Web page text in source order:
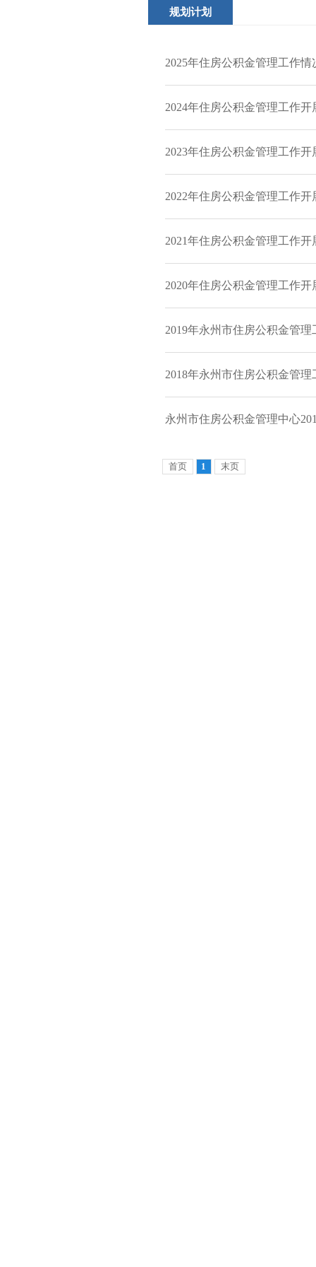
规划计划
2025年住房公积金管理工作情
2024年住房公积金管理工作
2023年住房公积金管理工作
2022年住房公积金管理工作
2021年住房公积金管理工作
2020年住房公积金管理工作
2019年永州市住房公积金管
2018年永州市住房公积金管
永州市住房公积金管理中心
首页 1 末页